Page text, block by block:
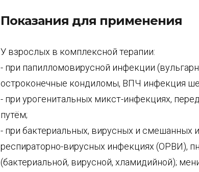
Показания для применения
У взрослых в комплексной терапии:
- при папилломовирусной инфекции
остроконечные кондиломы, ВПЧ инфекция
- при урогенитальных микст-инфекциях,
путём;
- при бактериальных, вирусных и смешанных
респираторно-вирусных инфекциях (ОРВИ),
(бактериальной, вирусной, хламидийной);